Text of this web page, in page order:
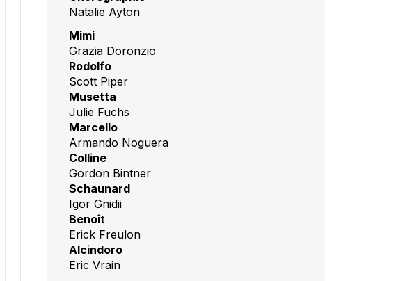
Natalie Ayton
Mimi
Grazia Doronzio
Rodolfo
Scott Piper
Musetta
Julie Fuchs
Marcello
Armando Noguera
Colline
Gordon Bintner
Schaunard
Igor Gnidii
Benoît
Erick Freulon
Alcindoro
Eric Vrain